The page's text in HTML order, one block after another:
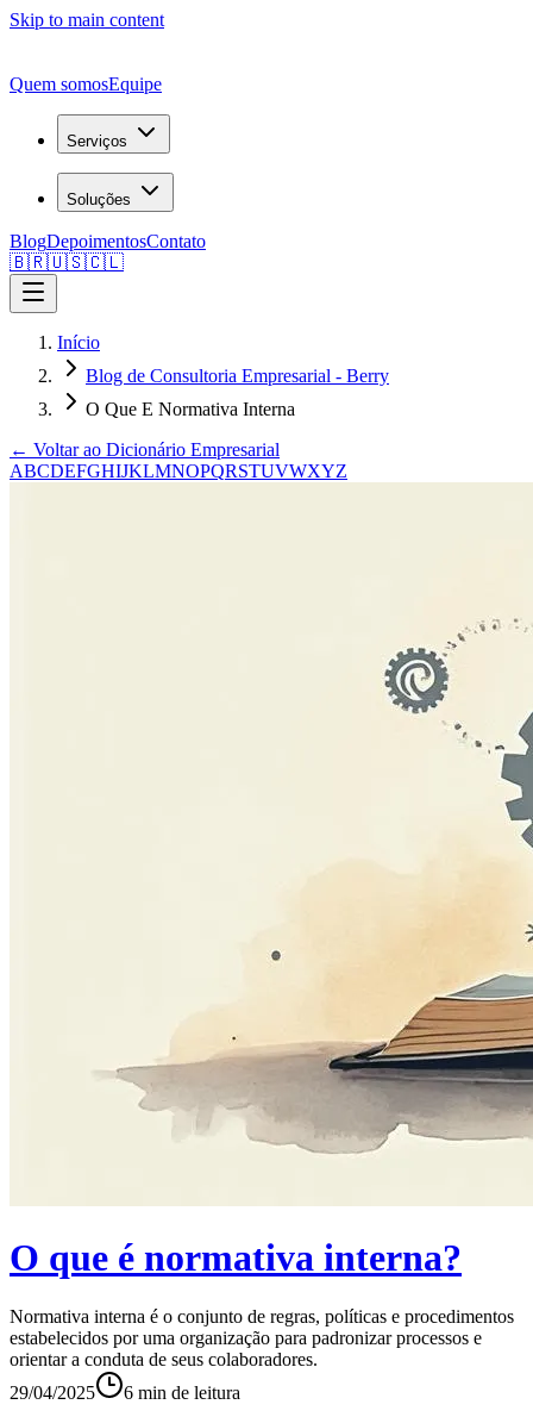
Skip to main content
Quem somosEquipe
Serviços
Soluções
BlogDepoimentosContato
🇧🇷🇺🇸🇨🇱
Início
Blog de Consultoria Empresarial - Berry
O Que E Normativa Interna
← Voltar ao Dicionário Empresarial
ABCDEFGHIJKLMNOPQRSTUVWXYZ
O que é normativa interna?
Normativa interna é o conjunto de regras, políticas e procedimentos
estabelecidos por uma organização para padronizar processos e
orientar a conduta de seus colaboradores.
29/04/2025
6 min de leitura